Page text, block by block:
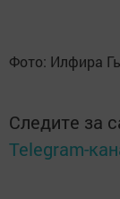
Фото: Илфира
Следите за
Telegram-